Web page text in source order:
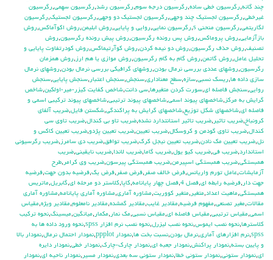
چند گانه,رگرسيون خطي ساده,رگرسيون درجه سوم,رگرسيون رشد,رگرسيون سهمي,رگرسيون
غيرخطي,رگرسيون لجستيك چند وجهي,رگرسيون لجستيك دو وجهي,رگرسيون لجستيک,رگرسيون
لگاريتمي,رگرسيون منحني s ,رگرسيون نمايي,روايي و پايايي,روش ابليمن,روش اكوآماكس,روش
بازآزمايي,روش پروماكس,روش پس رونده رگرسيون,روش پيش رونده رگرسيون,روش
تصنيف,روش حذف رگرسيون,روش دو نيمه كردن,روش كوآرتيماكس,روش كودرتفاوت پايايي و
تحليل عامل,روش گاتمن,روش گام به گام رگرسيون,روش موازي يا هم ارز ,روش همزمان
رگرسيون,روشهاي عددي بررسي نرمال بودن,روشهاي گرافيكي بررسي نرمال بودن,روشهاي نرمال
سازي داده ها,ريسك نسبي,سازه,سطح معناداري,سنجش,سنجش اعتبار ,سنجش پايايي,سنجش
روايي,سنجش فاصله اي,سورت كردن متغيرها,سي دانت,شاخص كفايت كيزر-مير-اولكين,شاخص
گرايش به مركز ,شاخصهاي پيوند اسمي,شاخصهاي پيوند ترتيبي,شاخصهاي پيوند تركيبي اسمي و
فاصله اي,شاخصهاي شكل توزيع,شاخصهاي گرايش به پراكندگي,شكستن فايل,ضريب آلفاي
کرونباخ,ضريب تاثير ,ضريب تاثير استانتدارد نشده,ضريب تاو بي كندال,ضريب تاوي سي
كندال,ضريب تاوي گودمن و كروسكال,ضريب تعيين,ضريب تعيين پژدو,ضريب تعيين كاكس و
نل,ضريب تعيين مك نادن,ضريب تعيين نيجل كرك,ضريب توافق,ضريب دي سامرز ,ضريب رگرسيوني
استاندارد,ضريب في,ضريب كيو يول,ضريب گاما,ضريب لاندا,ضريب نايقيني,ضريب
همبستگي,ضريب همبستگي اسپيرمن,ضريب همبستگي پيرسون,ضريب وي كرامر ,طرح
آزمايشات,عامل تورم واريانس,فرض خالف صفر ,فرض صفر ,فرض يك,فرضيه بدون جهت,فرضيه
جهت دار ,فرضيه رابطه اي,فصل 4 ,فصل چهار پايانامه,كاپا,كلاستر دو مرحله اي,گابريل,ماتريس
همبستگي,ماهيت اعداد,متغير ,متغير كووريت,مشاوره آماري,مشاوره آماري پايانامه,مشاوره آماري
مقالات,مغير تصنعي,مفهوم فرضيه,مقادير غايب,مقادير گمشده,مقادير نامعلوم,مقادير ويژه,مقياس
اسمي,مقياس ترتيبي,مقياس فاصله اي,مقياس نسبي,مك نمار ,مكمار ,ميانگين,ميسينگ,نحوه تركيب
كلاسترها,نحوه نصب ايموس,نحوه نصب ليزرل,نحوه نصب نرم افزار spss ,نحوه ورود داده ها به
spss
,نرم افزارهاي آماري,نرمال بودن,نسبت بخت ها,نمودار ppplot ,نمودار احتمال نرمال,نمودار بالا
و پايين بسته,نمودار پراكنش,نمودار جعبه اي,نمودار چارك-چارك,نمودار خطي,نمودار دايره
اي,نمودار ستوني,نمودار ستوني خطا,نمودار ستوني سه بعدي,نمودار مسير ,نمودار ناحيه اي,نمودار